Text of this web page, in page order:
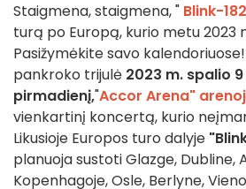
Staigmena, staigmena, " Blink-
turą po Europą, kurio metu 2023
Pasižymėkite savo
pankroko trijulė 2023 m. spalio 9
pirmadienį,"Accor Arena"
vienkartinį koncertą, kurio
Likusioje Europos turo dalyje
planuoja sustoti Glazge, Dubline,
Kopenhagoje, Osle, Berlyne,